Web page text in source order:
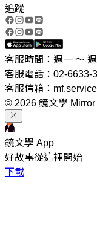
追蹤
客服時間：週一 ～
客服電話：02-6633-
客服信箱：
© 2026 鏡文學
鏡文學 App
好故事從這裡開始
下載